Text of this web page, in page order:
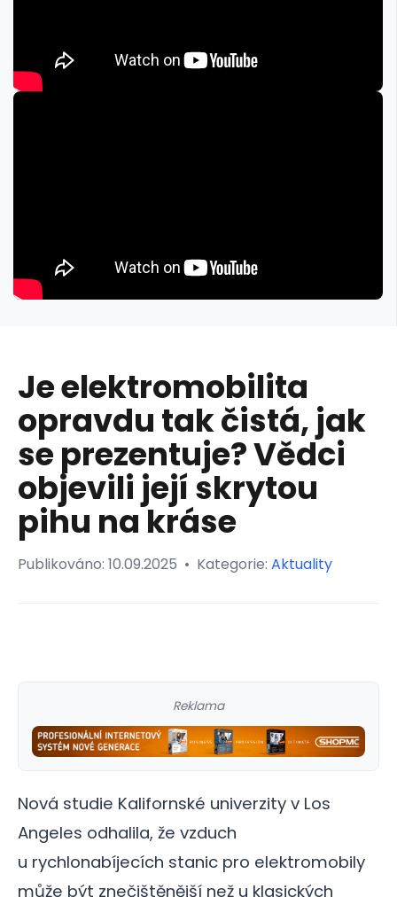
Je elektromobilita
opravdu tak čistá, jak
se prezentuje? Vědci
objevili její skrytou
pihu na kráse
Publikováno: 10.09.2025 • Kategorie: Aktuality
Reklama
Nová studie Kalifornské univerzity v Los
Angeles odhalila, že vzduch
u rychlonabíjecích stanic pro elektromobily
může být znečištěnější než u klasických